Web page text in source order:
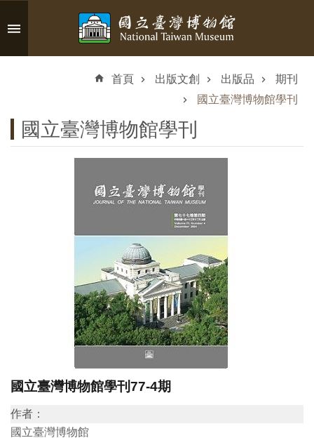
跳到主要內容區塊
展
覽
資
訊
首頁 出版文創 出版品
期刊
國立臺灣博物館學刊
國立臺灣博物館學刊
國立臺灣博物館學刊77-4期
作者：
國立臺灣博物館